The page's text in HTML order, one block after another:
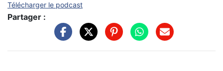
Télécharger le podcast
Partager :